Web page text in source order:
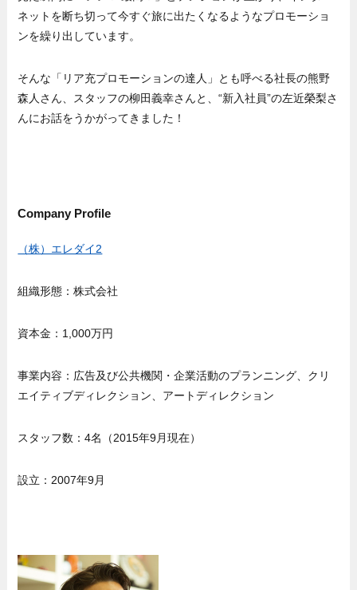
ネットを断ち切って今すぐ旅に出たくなるようなプロモーショ
ンを繰り出しています。
そんな「リア充プロモーションの達人」とも呼べる社長の熊野
森人さん、スタッフの柳田義幸さんと、“新入社員”の左近榮梨さ
んにお話をうかがってきました！
Company Profile
（株）エレダイ2
組織形態：株式会社
資本金：1,000万円
事業内容：広告及び公共機関・企業活動のプランニング、クリ
エイティブディレクション、アートディレクション
スタッフ数：4名（2015年9月現在）
設立：2007年9月